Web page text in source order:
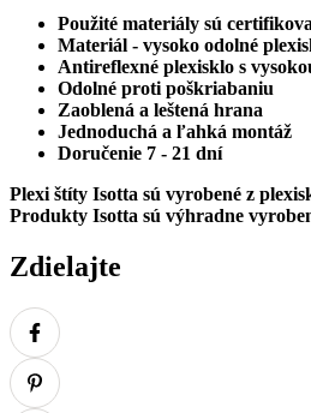
Použité materiály sú
Materiál - vysoko odolné
Antireflexné plexisklo s
Odolné proti poškriabaniu
Zaoblená a leštená hrana
Jednoduchá a ľahká montáž
Doručenie 7 - 21 dní
Plexi štíty Isotta sú vyrobené z
Produkty Isotta sú výhradne
Zdielajte